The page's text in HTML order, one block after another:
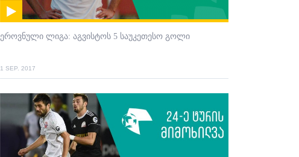
ეროვნული ლიგა: აგვისტოს 5 საუკეთესო გოლი
1 SEP. 2017